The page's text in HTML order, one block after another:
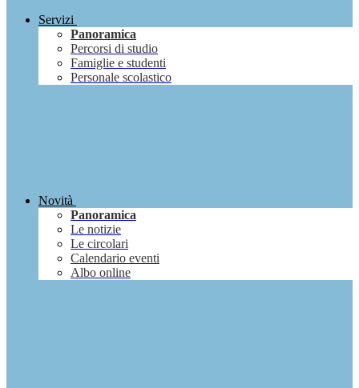
Servizi
Panoramica
Percorsi di studio
Famiglie e studenti
Personale scolastico
Novità
Panoramica
Le notizie
Le circolari
Calendario eventi
Albo online